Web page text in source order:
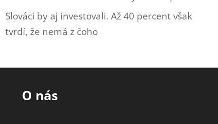
Slováci by aj investovali. Až 40 percent však
tvrdí, že nemá z čoho
O nás